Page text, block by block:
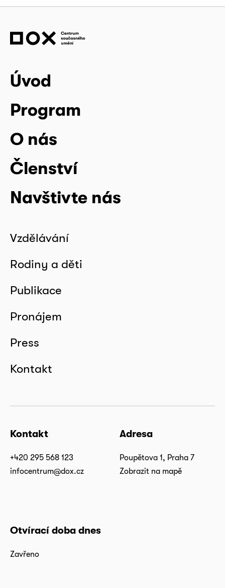
Úvod
Program
O nás
Členství
Navštivte nás
Vzdělávání
Rodiny a děti
Publikace
Pronájem
Press
Kontakt
Kontakt
+420 295 568 123
infocentrum@dox.cz
Adresa
Poupětova 1, Praha 7
Zobrazit na mapě
Otvírací doba dnes
Zavřeno